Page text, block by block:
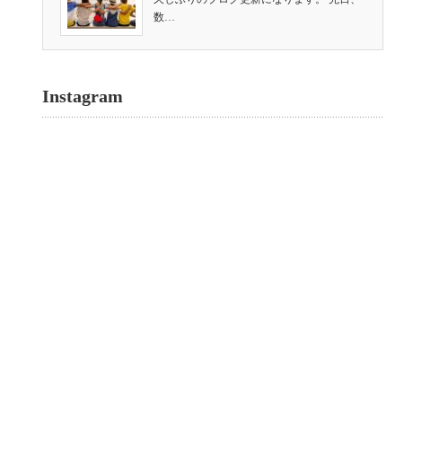
数…
Instagram